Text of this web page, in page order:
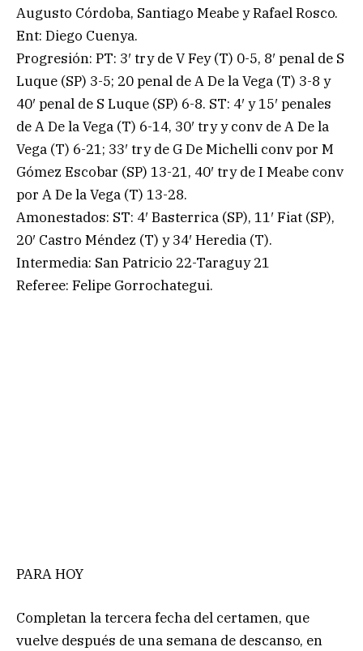
Augusto Córdoba, Santiago Meabe y Rafael Rosco.
Ent: Diego Cuenya.
Progresión: PT: 3′ try de V Fey (T) 0-5, 8′ penal de S
Luque (SP) 3-5; 20 penal de A De la Vega (T) 3-8 y
40′ penal de S Luque (SP) 6-8. ST: 4′ y 15′ penales
de A De la Vega (T) 6-14, 30′ try y conv de A De la
Vega (T) 6-21; 33′ try de G De Michelli conv por M
Gómez Escobar (SP) 13-21, 40′ try de I Meabe conv
por A De la Vega (T) 13-28.
Amonestados: ST: 4′ Basterrica (SP), 11′ Fiat (SP),
20′ Castro Méndez (T) y 34′ Heredia (T).
Intermedia: San Patricio 22-Taraguy 21
Referee: Felipe Gorrochategui.
PARA HOY
Completan la tercera fecha del certamen, que
vuelve después de una semana de descanso, en